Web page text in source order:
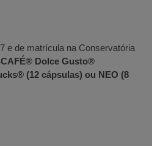
e de matrícula na Conservatória
Dolce Gusto®
(12 cápsulas) ou NEO (8